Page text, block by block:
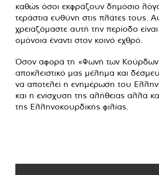
καθώς όσοι εκφράζουν δημόσιο
τεράστια ευθύνη στις πλάτες τους.
χρειαζόμαστε αυτή την περίοδο
ομόνοια έναντι στον κοινό εχθρό.
Όσον αφορά τη «Φωνή των
αποκλειστικό μας μέλημα και
να αποτελεί η ενημέρωση του
και η ενίσχυση της αλήθειας αλλά
της Ελληνοκουρδικής φιλίας.